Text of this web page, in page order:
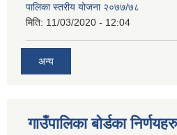
पालिका स्तरीय योजना २०७७/७८
मिति: 11/03/2020 - 12:04
अन्य
गाउँपालिका बोर्डका निर्णयहरु